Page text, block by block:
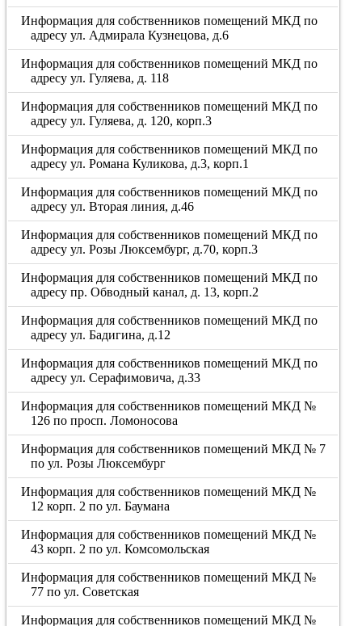
Информация для собственников помещений МКД по
адресу ул. Адмирала Кузнецова, д.6
Информация для собственников помещений МКД по
адресу ул. Гуляева, д. 118
Информация для собственников помещений МКД по
адресу ул. Гуляева, д. 120, корп.3
Информация для собственников помещений МКД по
адресу ул. Романа Куликова, д.3, корп.1
Информация для собственников помещений МКД по
адресу ул. Вторая линия, д.46
Информация для собственников помещений МКД по
адресу ул. Розы Люксембург, д.70, корп.3
Информация для собственников помещений МКД по
адресу пр. Обводный канал, д. 13, корп.2
Информация для собственников помещений МКД по
адресу ул. Бадигина, д.12
Информация для собственников помещений МКД по
адресу ул. Серафимовича, д.33
Информация для собственников помещений МКД №
126 по просп. Ломоносова
Информация для собственников помещений МКД № 7
по ул. Розы Люксембург
Информация для собственников помещений МКД №
12 корп. 2 по ул. Баумана
Информация для собственников помещений МКД №
43 корп. 2 по ул. Комсомольская
Информация для собственников помещений МКД №
77 по ул. Советская
Информация для собственников помещений МКД №